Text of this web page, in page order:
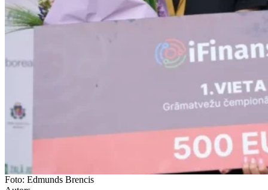
Foto: Edmunds Brencis